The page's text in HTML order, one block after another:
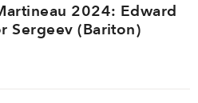
2024: Edward
Sergeev (Bariton)